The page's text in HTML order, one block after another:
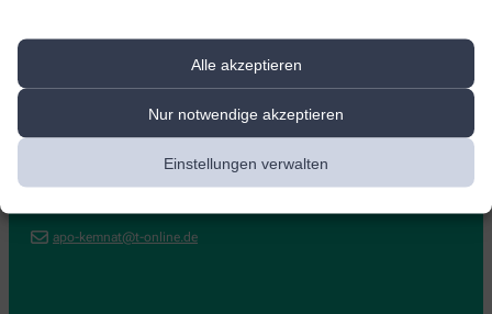
Alle akzeptieren
Nur notwendige akzeptieren
Einstellungen verwalten
Heumadener Str. 11,73760 Ostfildern
apo-kemnat@t-online.de